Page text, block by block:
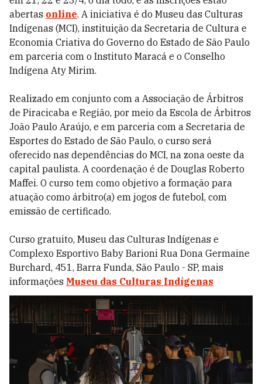
abertas online. A iniciativa é do Museu das Culturas
Indígenas (MCI), instituição da Secretaria de Cultura e
Economia Criativa do Governo do Estado de São Paulo
em parceria com o Instituto Maracá e o Conselho
Indígena Aty Mirim.
Realizado em conjunto com a Associação de Árbitros
de Piracicaba e Região, por meio da Escola de Árbitros
João Paulo Araújo, e em parceria com a Secretaria de
Esportes do Estado de São Paulo, o curso será
oferecido nas dependências do MCI, na zona oeste da
capital paulista. A coordenação é de Douglas Roberto
Maffei. O curso tem como objetivo a formação para
atuação como árbitro(a) em jogos de futebol, com
emissão de certificado.
Curso gratuito, Museu das Culturas Indígenas e
Complexo Esportivo Baby Barioni Rua Dona Germaine
Burchard, 451, Barra Funda, São Paulo - SP, mais
informações Museu das Culturas Indígenas